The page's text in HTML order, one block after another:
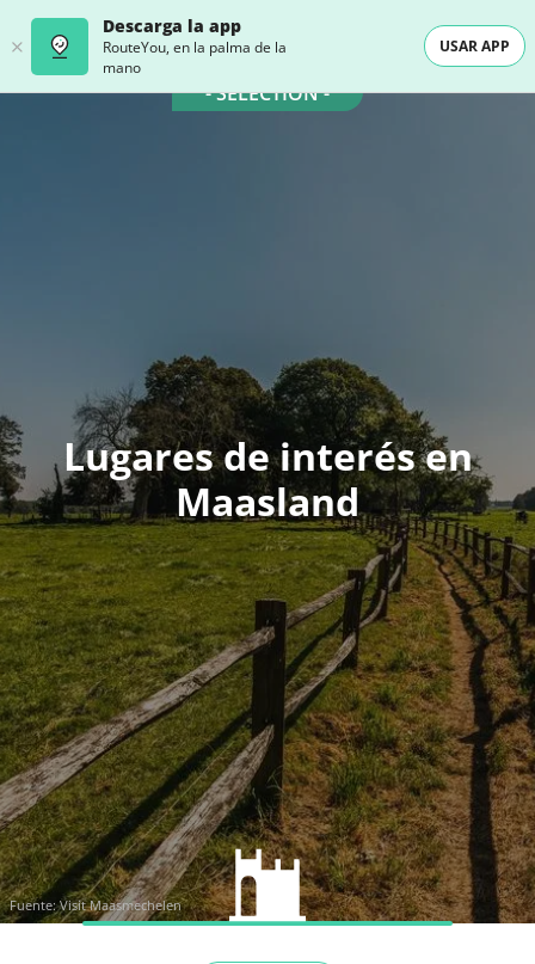
Descarga la app
RouteYou, en la palma de la
mano
USAR APP
- SELECTION -
Lugares de interés en
Maasland
Fuente:Visit Maasmechelen